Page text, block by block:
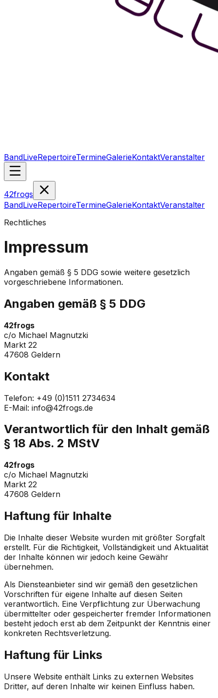
BandLiveRepertoireTermineGalerieKontaktVeranstalter
42frogs
BandLiveRepertoireTermineGalerieKontaktVeranstalter
Rechtliches
Impressum
Angaben gemäß § 5 DDG sowie weitere gesetzlich
vorgeschriebene Informationen.
Angaben gemäß § 5 DDG
42frogs
c/o Michael Magnutzki
Markt 22
47608 Geldern
Kontakt
Telefon: +49 (0)1511 2734634
E-Mail: info@42frogs.de
Verantwortlich für den Inhalt gemäß
§ 18 Abs. 2 MStV
42frogs
c/o Michael Magnutzki
Markt 22
47608 Geldern
Haftung für Inhalte
Die Inhalte dieser Website wurden mit größter Sorgfalt
erstellt. Für die Richtigkeit, Vollständigkeit und Aktualität
der Inhalte können wir jedoch keine Gewähr
übernehmen.
Als Diensteanbieter sind wir gemäß den gesetzlichen
Vorschriften für eigene Inhalte auf diesen Seiten
verantwortlich. Eine Verpflichtung zur Überwachung
übermittelter oder gespeicherter fremder Informationen
besteht jedoch erst ab dem Zeitpunkt der Kenntnis einer
konkreten Rechtsverletzung.
Haftung für Links
Unsere Website enthält Links zu externen Websites
Dritter, auf deren Inhalte wir keinen Einfluss haben.